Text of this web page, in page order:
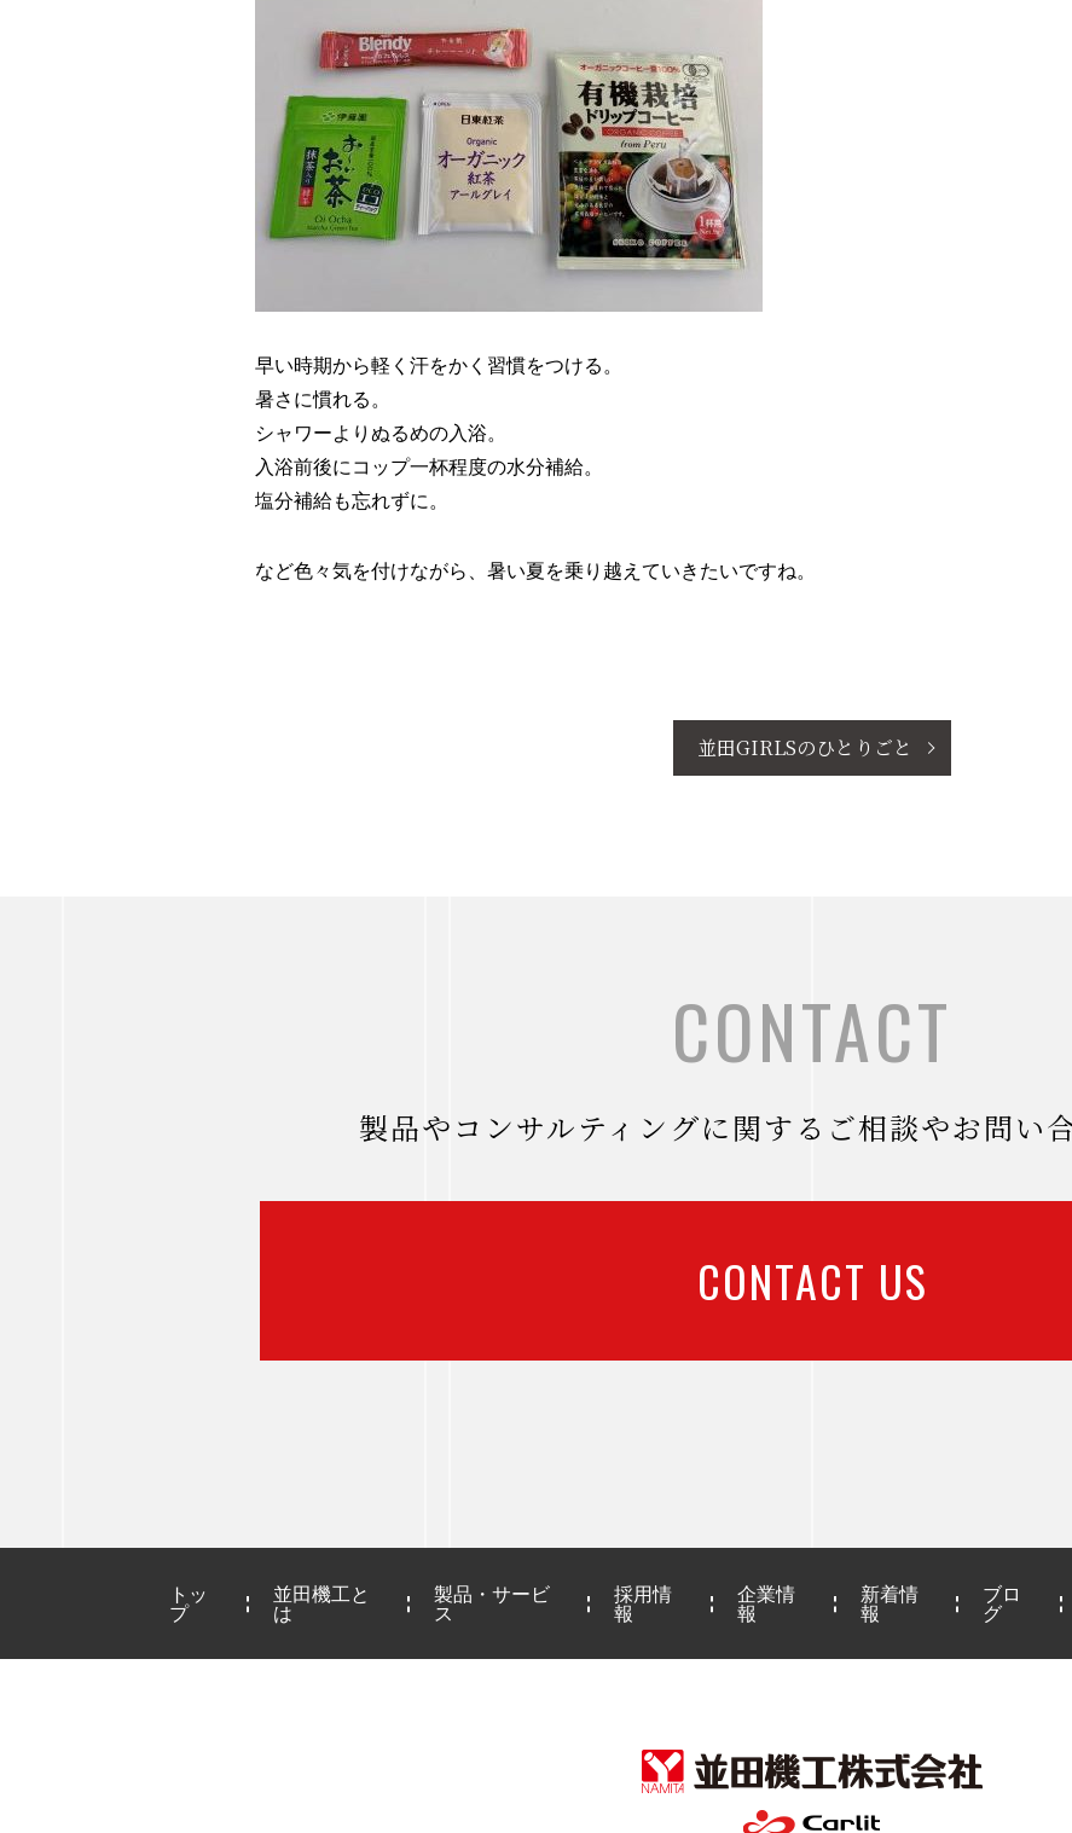
早い時期から軽く汗をかく習慣をつける。
暑さに慣れる。
シャワーよりぬるめの入浴。
入浴前後にコップ一杯程度の水分補給。
塩分補給も忘れずに。
など色々気を付けながら、暑い夏を乗り越えていきたいですね。
並田GIRLSのひとりごと
CONTACT
製品やコンサルティングに関するご相談やお問い
CONTACT US
トッ
プ
並田機工と
は
製品・サービ
ス
採用情
報
企業情
報
新着情
報
ブロ
グ